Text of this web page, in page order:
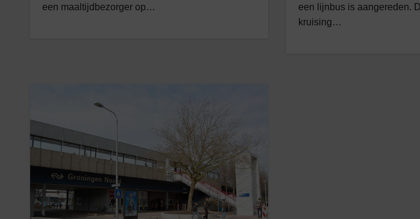
een maaltijdbezorger op…
een lijnbus is aangereden.
kruising…